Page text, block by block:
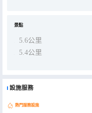
景點
5.6公里
5.4公里
設施服務
熱門服務設施